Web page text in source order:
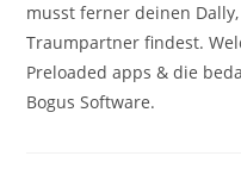
musst ferner deinen
Traumpartner findest.
Preloaded apps & die
Bogus Software.